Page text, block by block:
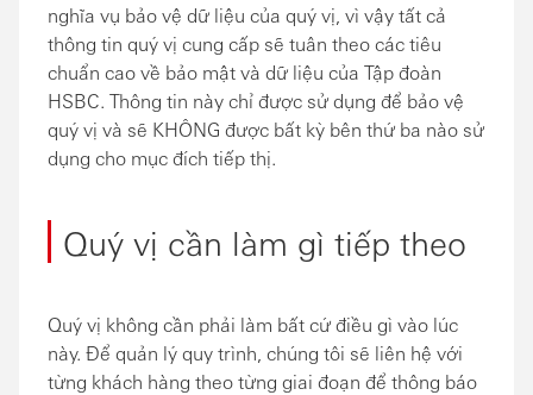
nghĩa vụ bảo vệ dữ liệu của quý vị, vì vậy tất cả
thông tin quý vị cung cấp sẽ tuân theo các tiêu
chuẩn cao về bảo mật và dữ liệu của Tập đoàn
HSBC. Thông tin này chỉ được sử dụng để bảo vệ
quý vị và sẽ KHÔNG được bất kỳ bên thứ ba nào sử
dụng cho mục đích tiếp thị.
Quý vị cần làm gì tiếp theo
Quý vị không cần phải làm bất cứ điều gì vào lúc
này. Để quản lý quy trình, chúng tôi sẽ liên hệ với
từng khách hàng theo từng giai đoạn để thông báo